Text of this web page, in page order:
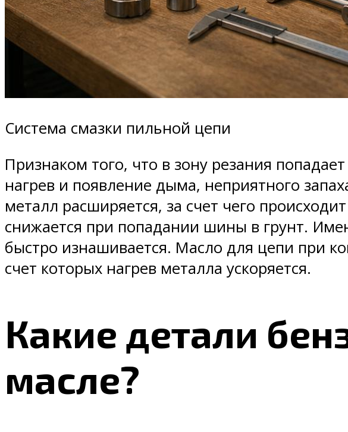
Система смазки пильной цепи
Признаком того, что в зону резания
нагрев и появление дыма, неприятного
металл расширяется, за счет чего
снижается при попадании шины в грунт.
быстро изнашивается. Масло для цепи при
счет которых нагрев металла ускоряется.
Какие детали
масле?